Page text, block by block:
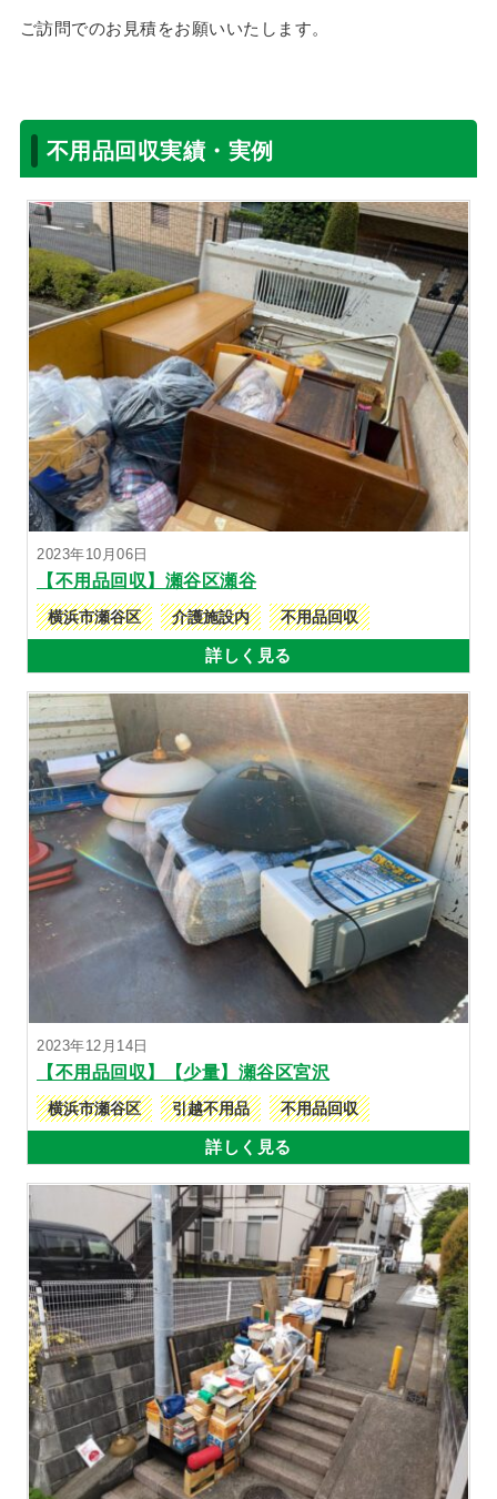
ご訪問でのお見積をお願いいたします。
不用品回収実績・実例
2023年10月06日
【不用品回収】瀬谷区瀬谷
横浜市瀬谷区 介護施設内 不用品回収
詳しく見る
2023年12月14日
【不用品回収】【少量】瀬谷区宮沢
横浜市瀬谷区 引越不用品 不用品回収
詳しく見る